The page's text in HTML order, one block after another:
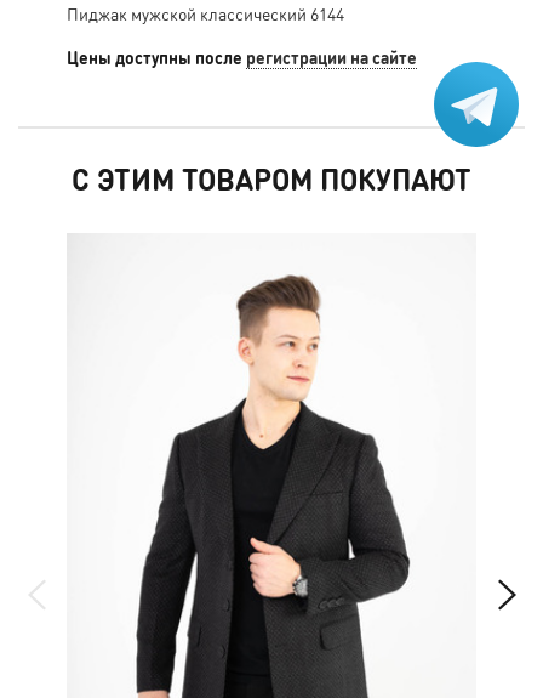
Пиджак мужской классический 6144
Цены доступны после регистрации на сайте
С ЭТИМ ТОВАРОМ ПОКУПАЮТ